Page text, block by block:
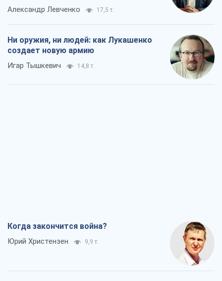
Александр Левченко 17,5 т.
Ни оружия, ни людей: как Лукашенко
создает новую армию
Игар Тышкевич 14,8 т.
Когда закончится война?
Юрий Христензен 9,9 т.